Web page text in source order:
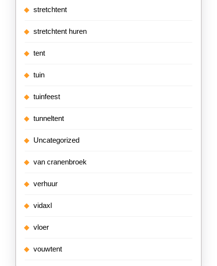
stretchtent
stretchtent huren
tent
tuin
tuinfeest
tunneltent
Uncategorized
van cranenbroek
verhuur
vidaxl
vloer
vouwtent